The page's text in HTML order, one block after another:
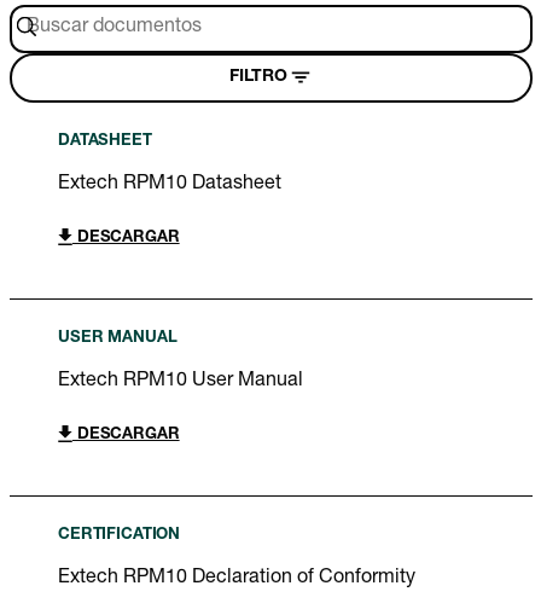
FILTRO
DATASHEET
Extech RPM10 Datasheet
DESCARGAR
USER MANUAL
Extech RPM10 User Manual
DESCARGAR
CERTIFICATION
Extech RPM10 Declaration of Conformity